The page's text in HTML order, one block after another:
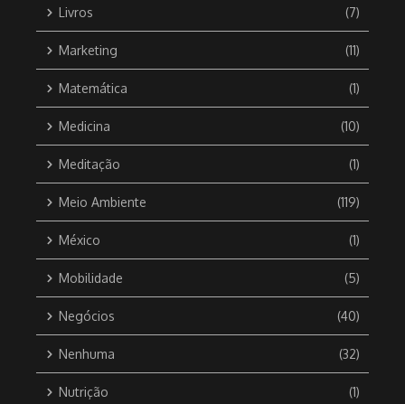
Livros (7)
Marketing (11)
Matemática (1)
Medicina (10)
Meditação (1)
Meio Ambiente (119)
México (1)
Mobilidade (5)
Negócios (40)
Nenhuma (32)
Nutrição (1)